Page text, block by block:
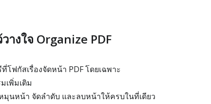
างใจ Organize PDF
โฟกัสเรื่องจัดหน้า PDF โดยเฉพาะ
เพิ่มเติม
มุนหน้า จัดลำดับ และลบหน้าให้ครบในที่เดียว